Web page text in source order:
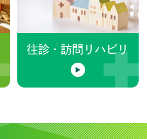
往診・訪問リハビリ